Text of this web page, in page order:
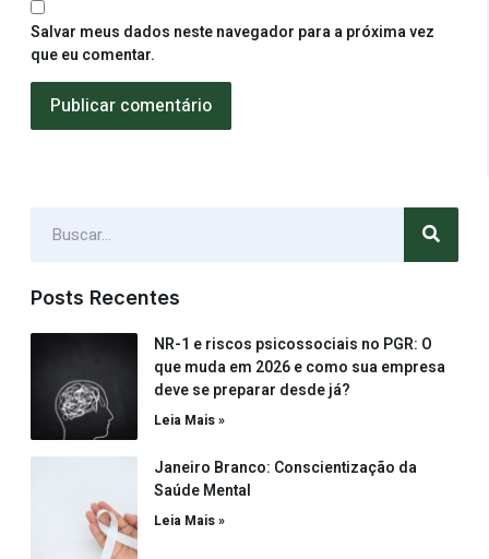
Salvar meus dados neste navegador para a próxima vez
que eu comentar.
Posts Recentes
NR-1 e riscos psicossociais no PGR: O
que muda em 2026 e como sua empresa
deve se preparar desde já?
Leia Mais »
Janeiro Branco: Conscientização da
Saúde Mental
Leia Mais »